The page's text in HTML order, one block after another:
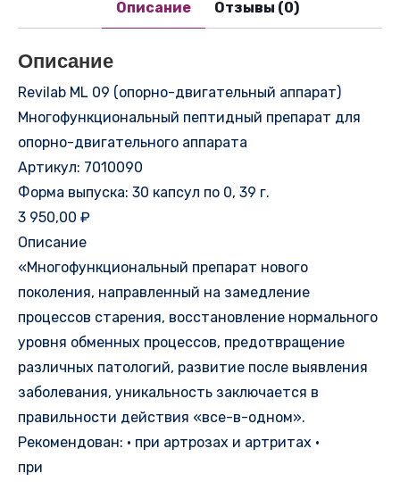
Описание Отзывы (0)
Описание
Revilab ML 09 (опорно-двигательный аппарат)
Многофункциональный пептидный препарат для
опорно-двигательного аппарата
Артикул: 7010090
Форма выпуска: 30 капсул по 0, 39 г.
3 950,00 ₽
Описание
«Многофункциональный препарат нового
поколения, направленный на замедление
процессов старения, восстановление нормального
уровня обменных процессов, предотвращение
различных патологий, развитие после выявления
заболевания, уникальность заключается в
правильности действия «все-в-одном».
Рекомендован: • при артрозах и артритах •
при